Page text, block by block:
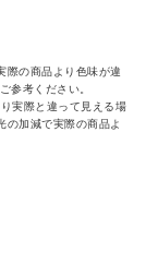
際の商品より色味が違
参考ください。
実際と違って見える場
の加減で実際の商品よ